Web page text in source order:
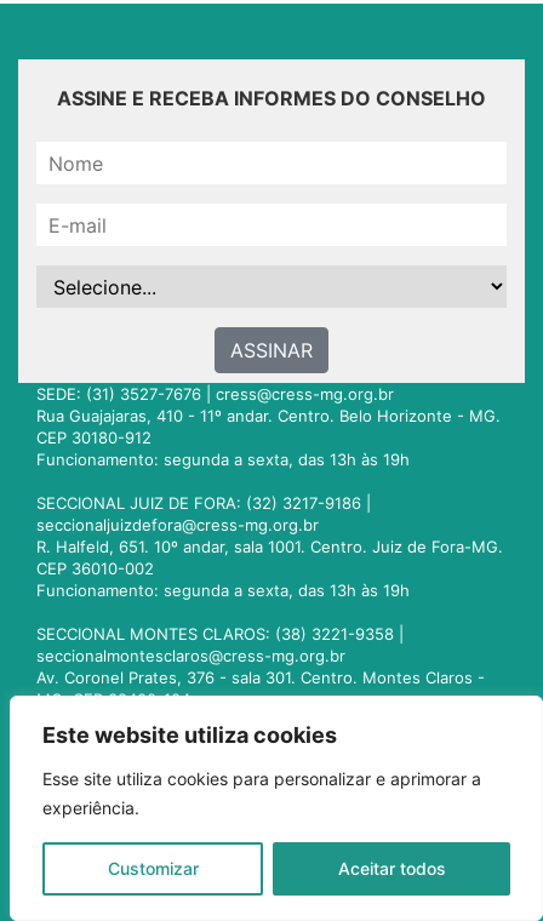
Este website utiliza cookies
Esse site utiliza cookies para personalizar e aprimorar a
experiência.
Customizar Aceitar todos
ASSINE E RECEBA INFORMES DO CONSELHO
ASSINAR
SEDE: (31) 3527-7676 | cress@cress-mg.org.br
Rua Guajajaras, 410 - 11º andar. Centro. Belo Horizonte - MG.
CEP 30180-912
Funcionamento: segunda a sexta, das 13h às 19h
SECCIONAL JUIZ DE FORA: (32) 3217-9186 |
seccionaljuizdefora@cress-mg.org.br
R. Halfeld, 651. 10º andar, sala 1001. Centro. Juiz de Fora-MG.
CEP 36010-002
Funcionamento: segunda a sexta, das 13h às 19h
SECCIONAL MONTES CLAROS: (38) 3221-9358 |
seccionalmontesclaros@cress-mg.org.br
Av. Coronel Prates, 376 - sala 301. Centro. Montes Claros -
MG. CEP 39400-104
seccionaluberlandia@cress-mg.org.br
Av. Afonso Pena, 547 - sala 101. Uberlândia - MG. CEP